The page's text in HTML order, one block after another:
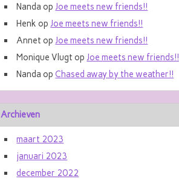
Nanda opJoe meets new friends!!
Henk opJoe meets new friends!!
Annet opJoe meets new friends!!
Monique Vlugt opJoe meets new friends!!
Nanda opChased away by the weather!!
Archieven
maart 2023
januari 2023
december 2022